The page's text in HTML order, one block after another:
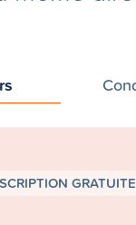
GRATUITE